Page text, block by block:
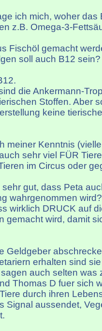
ich mich, woher das
z.B. Omega-3-
Fischöl gemacht
soll auch B12 sein?
die Ankermann-
Stoffen. Aber
keine
meiner Kenntnis
sehr viel FÜR
im Circus oder
gut, dass Peta
wahrgenommen wird?
wirklich DRUCK auf
gemacht wird, damit
Geldgeber
erhalten sind
auch selten was
Thomas D fuer sich
durch ihren
Signal aussendet,